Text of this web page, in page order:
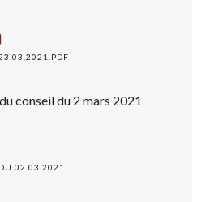
23.03.2021.PDF
conseil du 2 mars 2021
02.03.2021